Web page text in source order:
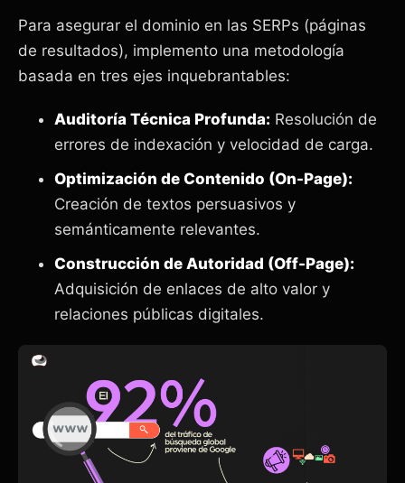
Para asegurar el dominio en las SERPs (páginas
de resultados), implemento una metodología
basada en tres ejes inquebrantables:
Auditoría Técnica Profunda: Resolución de
errores de indexación y velocidad de carga.
Optimización de Contenido (On-Page):
Creación de textos persuasivos y
semánticamente relevantes.
Construcción de Autoridad (Off-Page):
Adquisición de enlaces de alto valor y
relaciones públicas digitales.